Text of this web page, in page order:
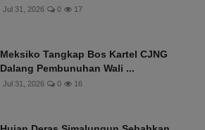
Jul 31, 2026 0 17
Meksiko Tangkap Bos Kartel CJNG
Dalang Pembunuhan Wali ...
Jul 31, 2026 0 16